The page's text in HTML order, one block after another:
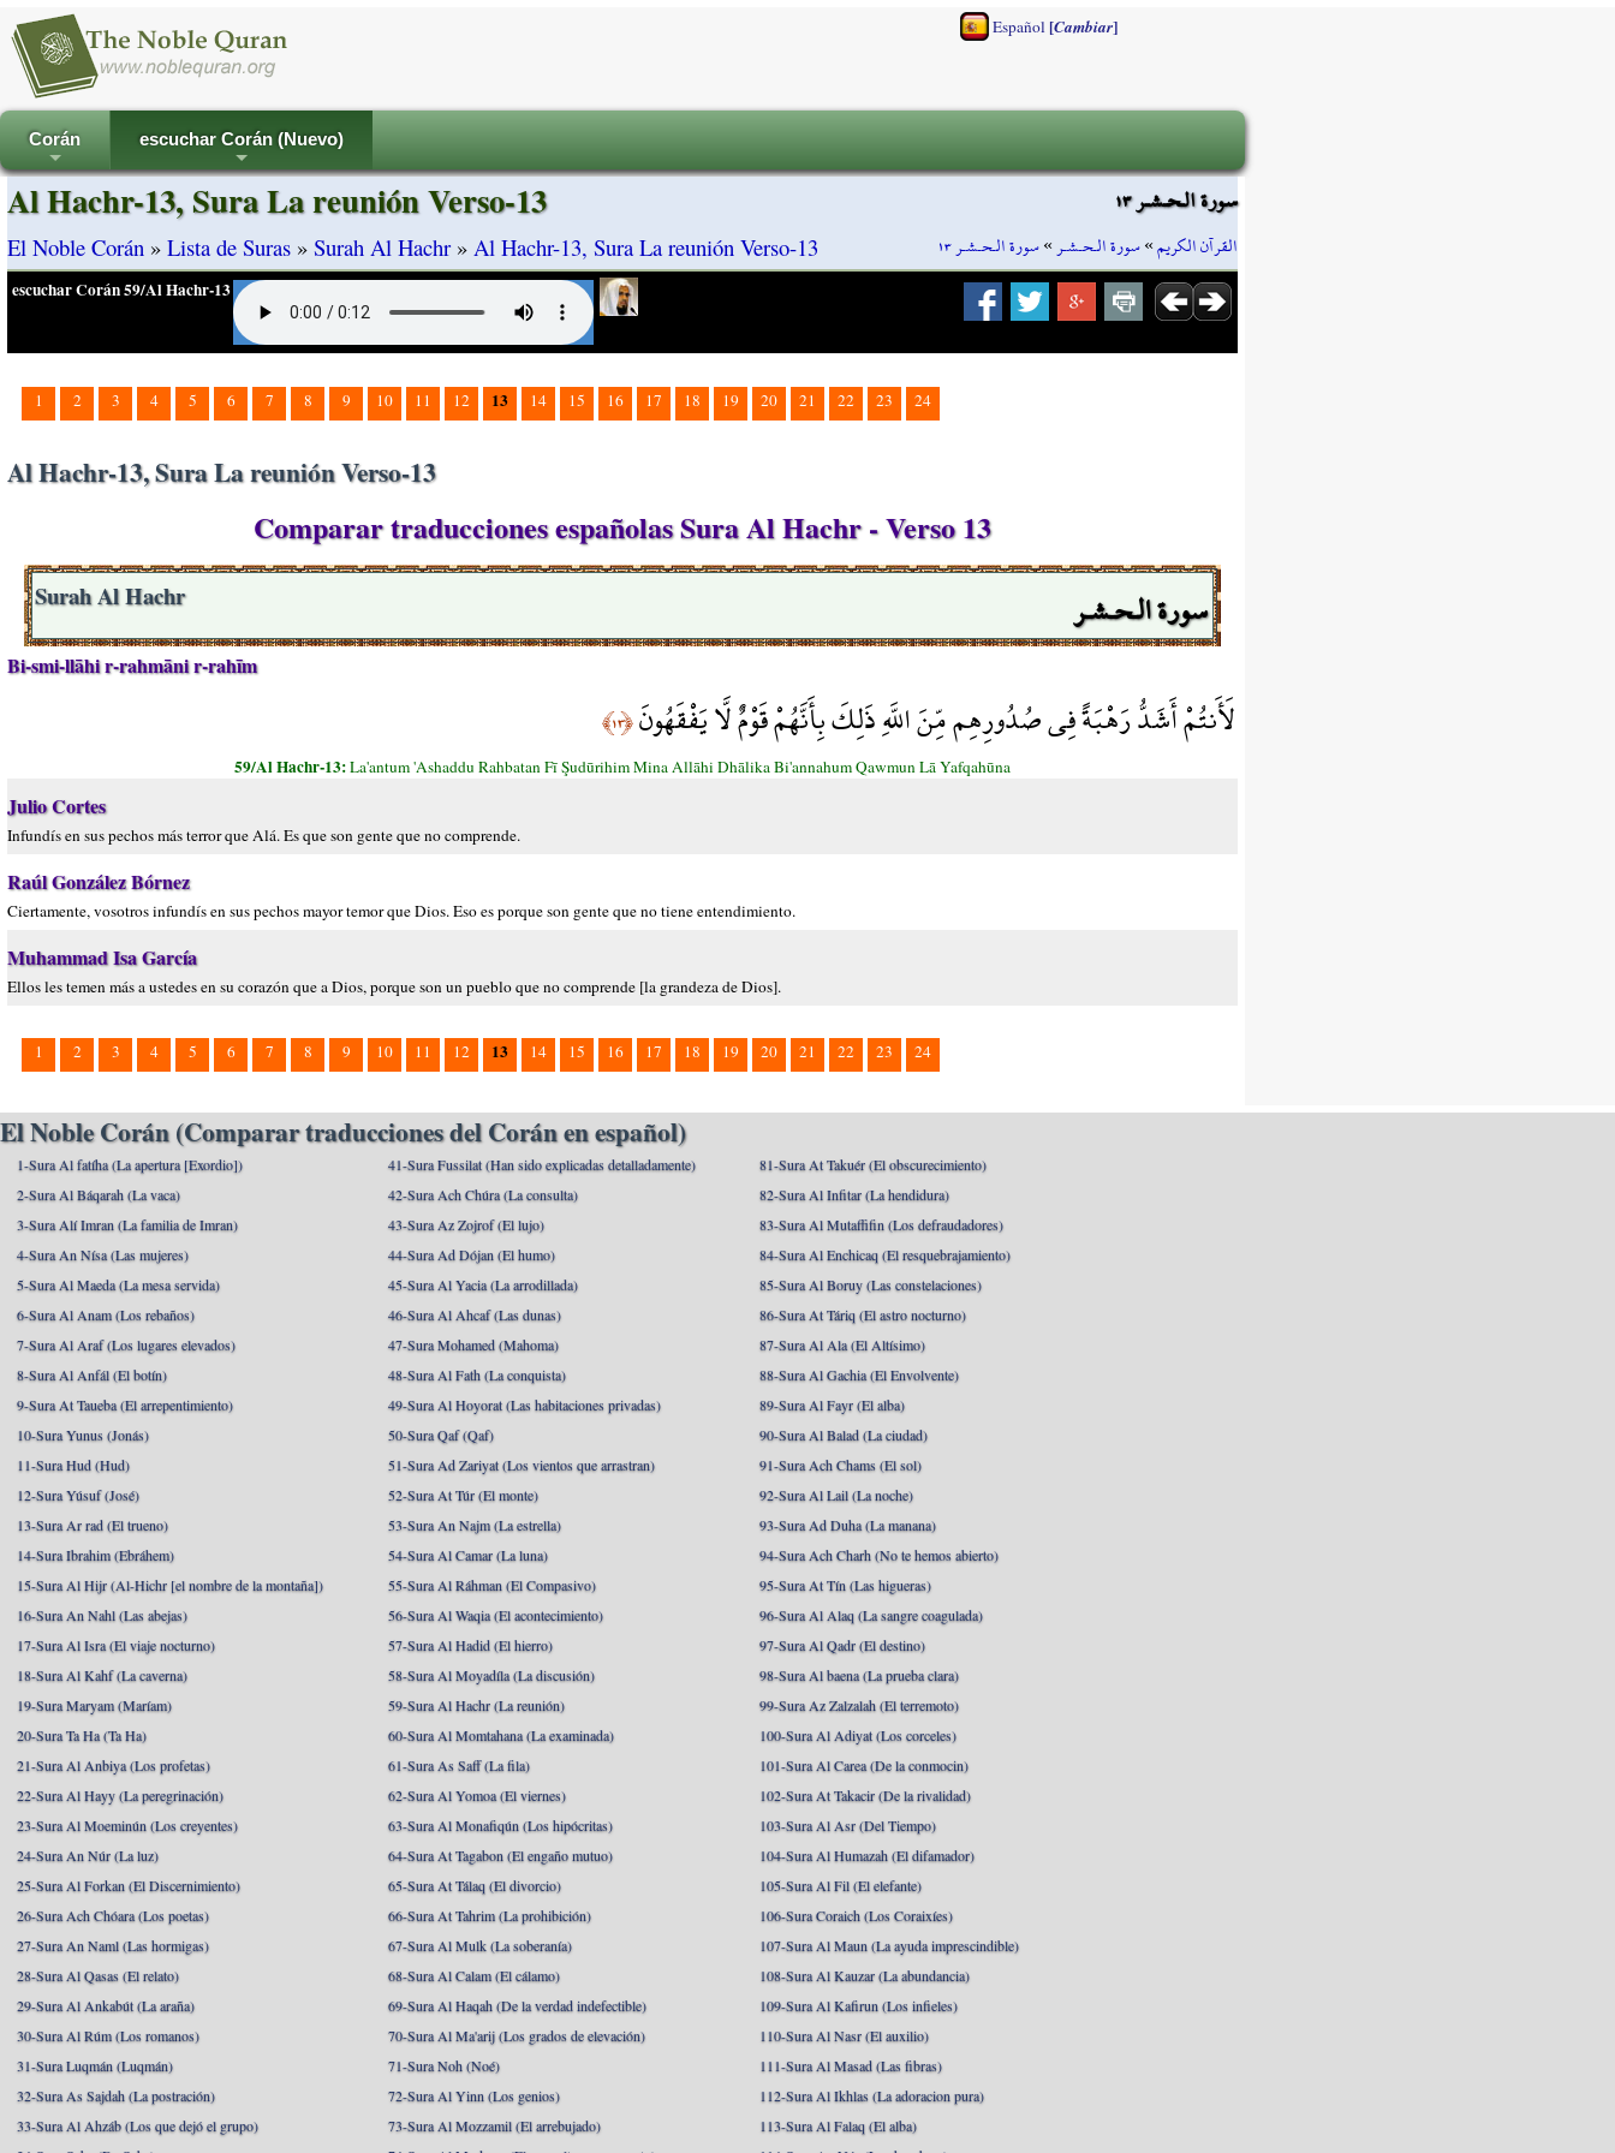
Español [Cambiar]
+
Corán
+
escuchar Corán (Nuevo)
سورة الـحـشـر ١٣
القرآن الكريم»سورة الـحـشـر»سورة الـحـشـر ١٣
Al Hachr-13, Sura La reunión Verso-13
El Noble Corán » Lista de Suras » Surah Al Hachr » Al Hachr-13, Sura La reunión Verso-13
escuchar Corán 59/Al Hachr-13
1 2 3 4 5 6 7 8 9 10 11 12 13 14 15 16 17 18 19 20 21 22 23 24
Al Hachr-13, Sura La reunión Verso-13
Comparar traducciones españolas Sura Al Hachr - Verso 13
سورة الـحـشـر Surah Al Hachr
Bi-smi-llāhi r-rahmāni r-rahīm
لَأَنتُمْ أَشَدُّ رَهْبَةً فِي صُدُورِهِم مِّنَ اللَّهِ ذَلِكَ بِأَنَّهُمْ قَوْمٌ لَّا يَفْقَهُونَ﴿١٣﴾
59/Al Hachr-13:La'antum 'Ashaddu Rahbatan Fī Şudūrihim Mina Allāhi Dhālika Bi'annahum Qawmun Lā Yafqahūna
Julio Cortes
Infundís en sus pechos más terror que Alá. Es que son gente que no comprende.
Raúl González Bórnez
Ciertamente, vosotros infundís en sus pechos mayor temor que Dios. Eso es porque son gente que no tiene entendimiento.
Muhammad Isa García
Ellos les temen más a ustedes en su corazón que a Dios, porque son un pueblo que no comprende [la grandeza de Dios].
1 2 3 4 5 6 7 8 9 10 11 12 13 14 15 16 17 18 19 20 21 22 23 24
El Noble Corán (Comparar traducciones del Corán en español)
1-Sura Al fatíha (La apertura [Exordio])
2-Sura Al Báqarah (La vaca)
3-Sura Alí Imran (La familia de Imran)
4-Sura An Nísa (Las mujeres)
5-Sura Al Maeda (La mesa servida)
6-Sura Al Anam (Los rebaños)
7-Sura Al Araf (Los lugares elevados)
8-Sura Al Anfál (El botín)
9-Sura At Taueba (El arrepentimiento)
10-Sura Yunus (Jonás)
11-Sura Hud (Hud)
12-Sura Yúsuf (José)
13-Sura Ar rad (El trueno)
14-Sura Ibrahim (Ebráhem)
15-Sura Al Hijr (Al-Hichr [el nombre de la montaña])
16-Sura An Nahl (Las abejas)
17-Sura Al Isra (El viaje nocturno)
18-Sura Al Kahf (La caverna)
19-Sura Maryam (Maríam)
20-Sura Ta Ha (Ta Ha)
21-Sura Al Anbiya (Los profetas)
22-Sura Al Hayy (La peregrinación)
23-Sura Al Moeminún (Los creyentes)
24-Sura An Núr (La luz)
25-Sura Al Forkan (El Discernimiento)
26-Sura Ach Chóara (Los poetas)
27-Sura An Naml (Las hormigas)
28-Sura Al Qasas (El relato)
29-Sura Al Ankabút (La araña)
30-Sura Al Rúm (Los romanos)
31-Sura Luqmán (Luqmán)
32-Sura As Sajdah (La postración)
33-Sura Al Ahzáb (Los que dejó el grupo)
41-Sura Fussilat (Han sido explicadas detalladamente)
42-Sura Ach Chúra (La consulta)
43-Sura Az Zojrof (El lujo)
44-Sura Ad Dójan (El humo)
45-Sura Al Yacia (La arrodillada)
46-Sura Al Ahcaf (Las dunas)
47-Sura Mohamed (Mahoma)
48-Sura Al Fath (La conquista)
49-Sura Al Hoyorat (Las habitaciones privadas)
50-Sura Qaf (Qaf)
51-Sura Ad Zariyat (Los vientos que arrastran)
52-Sura At Túr (El monte)
53-Sura An Najm (La estrella)
54-Sura Al Camar (La luna)
55-Sura Al Ráhman (El Compasivo)
56-Sura Al Waqia (El acontecimiento)
57-Sura Al Hadid (El hierro)
58-Sura Al Moyadíla (La discusión)
59-Sura Al Hachr (La reunión)
60-Sura Al Momtahana (La examinada)
61-Sura As Saff (La fila)
62-Sura Al Yomoa (El viernes)
63-Sura Al Monafiqún (Los hipócritas)
64-Sura At Tagabon (El engaño mutuo)
65-Sura At Tálaq (El divorcio)
66-Sura At Tahrim (La prohibición)
67-Sura Al Mulk (La soberanía)
68-Sura Al Calam (El cálamo)
69-Sura Al Haqah (De la verdad indefectible)
70-Sura Al Ma'arij (Los grados de elevación)
71-Sura Noh (Noé)
72-Sura Al Yinn (Los genios)
73-Sura Al Mozzamil (El arrebujado)
81-Sura At Takuér (El obscurecimiento)
82-Sura Al Infitar (La hendidura)
83-Sura Al Mutaffifin (Los defraudadores)
84-Sura Al Enchicaq (El resquebrajamiento)
85-Sura Al Boruy (Las constelaciones)
86-Sura At Táriq (El astro nocturno)
87-Sura Al Ala (El Altísimo)
88-Sura Al Gachia (El Envolvente)
89-Sura Al Fayr (El alba)
90-Sura Al Balad (La ciudad)
91-Sura Ach Chams (El sol)
92-Sura Al Lail (La noche)
93-Sura Ad Duha (La manana)
94-Sura Ach Charh (No te hemos abierto)
95-Sura At Tín (Las higueras)
96-Sura Al Alaq (La sangre coagulada)
97-Sura Al Qadr (El destino)
98-Sura Al baena (La prueba clara)
99-Sura Az Zalzalah (El terremoto)
100-Sura Al Adiyat (Los corceles)
101-Sura Al Carea (De la conmocin)
102-Sura At Takacir (De la rivalidad)
103-Sura Al Asr (Del Tiempo)
104-Sura Al Humazah (El difamador)
105-Sura Al Fil (El elefante)
106-Sura Coraich (Los Coraixíes)
107-Sura Al Maun (La ayuda imprescindible)
108-Sura Al Kauzar (La abundancia)
109-Sura Al Kafirun (Los infieles)
110-Sura Al Nasr (El auxilio)
111-Sura Al Masad (Las fibras)
112-Sura Al Ikhlas (La adoracion pura)
113-Sura Al Falaq (El alba)